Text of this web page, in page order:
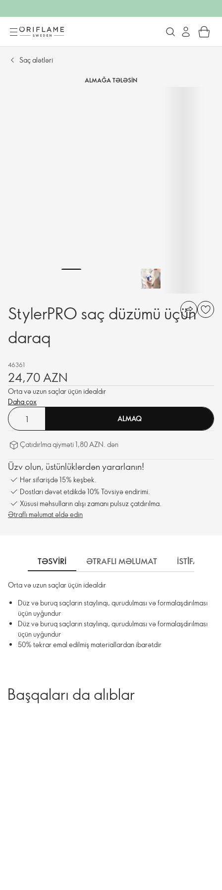
Saç alətləri
ALMAĞA TƏLƏSIN
StylerPRO saç düzümü üçün
daraq
46361
24,70 AZN
Orta və uzun saçlar üçün idealdır
Daha çox
ALMAQ
Çatıdırlma qiyməti 1,80 AZN. dən
Üzv olun, üstünlüklərdən yararlanın!
Hər sifarişdə 15% keşbek.
Dostları dəvət etdikdə 10% Tövsiyə endirimi.
Xüsusi məhsulların alışı zamanı pulsuz çatdırılma.
Ətraflı məlumat əldə edin
TƏSVIRI ƏTRAFLI MƏLUMAT İSTİFADƏ
Orta və uzun saçlar üçün idealdır
Düz və buruq saçların staylınqı, qurudulması və formalaşdırılması
üçün uyğundur
Düz və buruq saçların staylınqı, qurudulması və formalaşdırılması
üçün uyğundur
50% təkrar emal edilmiş materiallardan ibarətdir
Başqaları da alıblar